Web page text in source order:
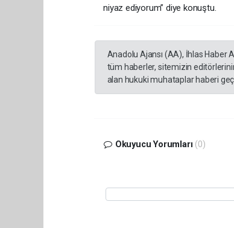
niyaz ediyorum” diye konuştu.
Anadolu Ajansı (AA), İhlas Haber
tüm haberler, sitemizin
alan hukuki muhataplar haberi
Okuyucu Yorumları (0)